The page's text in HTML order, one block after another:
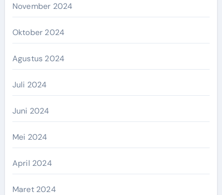
November 2024
Oktober 2024
Agustus 2024
Juli 2024
Juni 2024
Mei 2024
April 2024
Maret 2024